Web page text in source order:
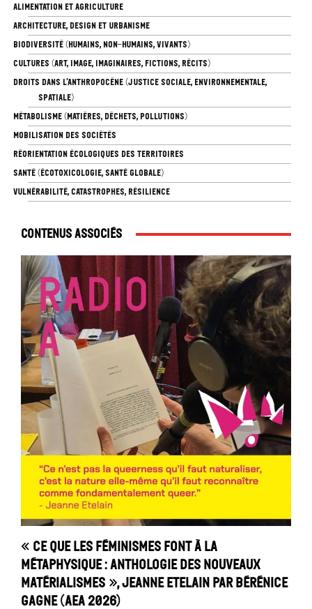
ALIMENTATION ET AGRICULTURE
ARCHITECTURE, DESIGN ET URBANISME
BIODIVERSITÉ (HUMAINS, NON-HUMAINS, VIVANTS)
CULTURES (ART, IMAGE, IMAGINAIRES, FICTIONS, RÉCITS)
DROITS DANS L’ANTHROPOCÈNE (JUSTICE SOCIALE, ENVIRONNEMENTALE,
SPATIALE)
MÉTABOLISME (MATIÈRES, DÉCHETS, POLLUTIONS)
MOBILISATION DES SOCIÉTÉS
RÉORIENTATION ÉCOLOGIQUES DES TERRITOIRES
SANTÉ (ÉCOTOXICOLOGIE, SANTÉ GLOBALE)
VULNÉRABILITÉ, CATASTROPHES, RÉSILIENCE
Contenus associés
« Ce que les féminismes font à la
métaphysique : anthologie des nouveaux
matérialismes », Jeanne Etelain par Bérénice
Gagne (AEA 2026)